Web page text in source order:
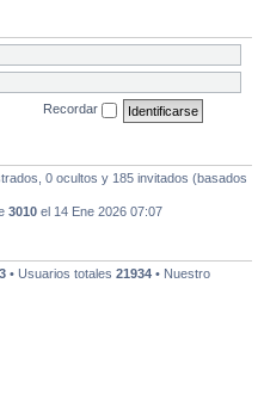
Recordar
0 ocultos y 185 invitados (basados
3010 el 14 Ene 2026 07:07
• Usuarios totales 21934 • Nuestro